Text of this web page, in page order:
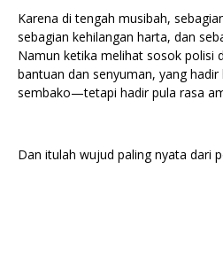
Karena di tengah musibah,
sebagian kehilangan harta, dan
Namun ketika melihat sosok polisi
bantuan dan senyuman, yang
sembako—tetapi hadir pula rasa
Dan itulah wujud paling nyata dari